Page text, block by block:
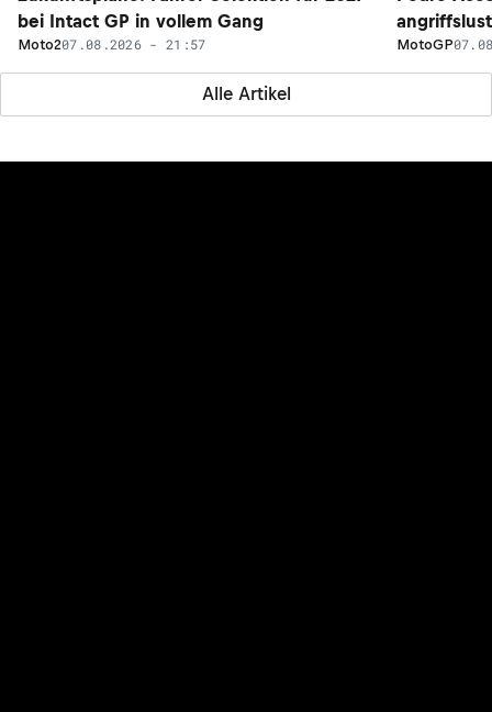
Alle Artikel
bei Intact GP in vollem Gang
Moto207.08.2026 - 21:57 MotoGP